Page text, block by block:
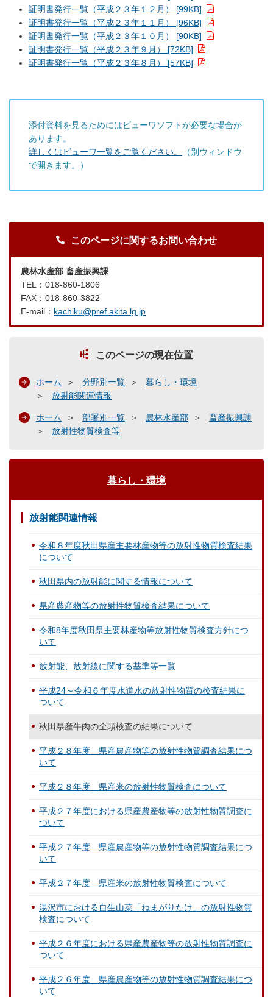
証明書発行一覧（平成２３年１２月） [99KB]
証明書発行一覧（平成２３年１１月） [96KB]
証明書発行一覧（平成２３年１０月） [90KB]
証明書発行一覧（平成２３年９月） [72KB]
証明書発行一覧（平成２３年８月） [57KB]
添付資料を見るためにはビューワソフトが必要な場合が
あります。
詳しくはビューワ一覧をご覧ください。
（別ウィンドウ
で開きます。）
このページに関するお問い合わせ
農林水産部 畜産振興課
TEL：018-860-1806
FAX：018-860-3822
E-mail： kachiku@pref.akita.lg.jp
このページの現在位置
ホーム 分野別一覧
暮らし・環境
放射能関連情報
ホーム 部署別一覧 農林水産部
畜産振興課
放射性物質検査等
暮らし・環境
放射能関連情報
令和８年度秋田県産主要林産物等の放射性物質検査結果
について
秋田県内の放射能に関する情報について
県産農産物等の放射性物質検査結果について
令和8年度秋田県主要林産物等放射性物質検査方針につ
いて
放射能、放射線に関する基準等一覧
平成24～令和６年度水道水の放射性物質の検査結果に
ついて
秋田県産牛肉の全頭検査の結果について
平成２８年度 県産農産物等の放射性物質調査結果につ
いて
平成２８年度 県産米の放射性物質検査について
平成２７年度における県産農産物等の放射性物質調査に
ついて
平成２７年度 県産農産物等の放射性物質調査結果につ
いて
平成２７年度 県産米の放射性物質検査について
湯沢市における自生山菜「ねまがりたけ」の放射性物質
検査について
平成２６年度における県産農産物等の放射性物質調査に
ついて
平成２６年度 県産農産物等の放射性物質調査結果につ
いて